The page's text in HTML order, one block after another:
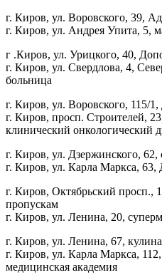
г. Киров, ул. Воровского, 39,
г. Киров, ул. Андрея Упита, 5,
г .Киров, ул. Урицкого, 40,
г. Киров, ул. Свердлова, 4,
больница
г. Киров, ул. Воровского, 115/
г. Киров, просп. Строителей,
клинический онкологический
г. Киров, ул. Дзержинского, 62,
г. Киров, ул. Карла Маркса,
г. Киров, Октябрьский
пропускам
г. Киров, ул. Ленина, 20,
г. Киров, ул. Ленина, 67,
г. Киров, ул. Карла Маркса,
медицинская академия